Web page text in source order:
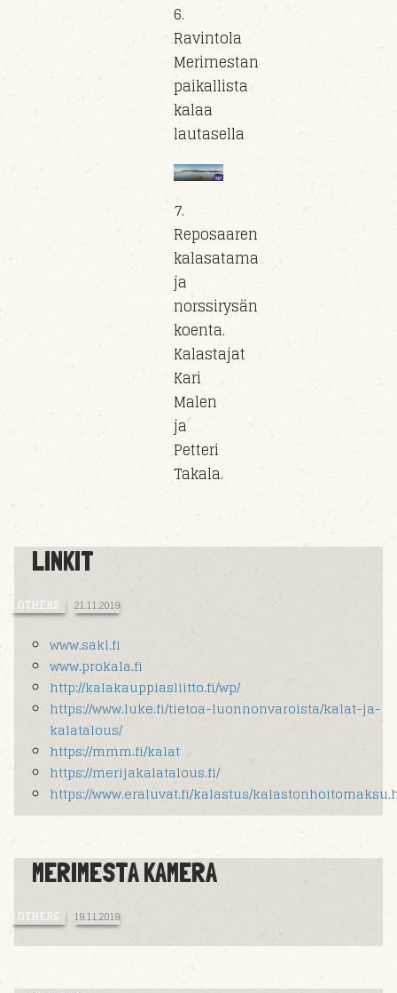
6.
Ravintola
Merimestan
paikallista
kalaa
lautasella
7.
Reposaaren
kalasatama
ja
norssirysän
koenta.
Kalastajat
Kari
Malen
ja
Petteri
Takala.
LINKIT
OTHERS 21.11.2019
www.sakl.fi
www.prokala.fi
http://kalakauppiasliitto.fi/wp/
https://www.luke.fi/tietoa-luonnonvaroista/kalat-ja-
kalatalous/
https://mmm.fi/kalat
https://merijakalatalous.fi/
https://www.eraluvat.fi/kalastus/
MERIMESTA KAMERA
OTHERS 19.11.2019